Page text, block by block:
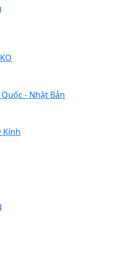
- Nhật Bản
Kính